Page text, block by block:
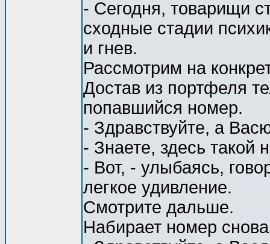
- Сегодня, товарищи
сходные стадии
и гнев.
Рассмотрим на
Достав из портфеля
попавшийся номер.
- Здравствуйте, а
- Знаете, здесь такой
- Вот, - улыбаясь,
легкое удивление.
Смотрите дальше.
Набирает номер